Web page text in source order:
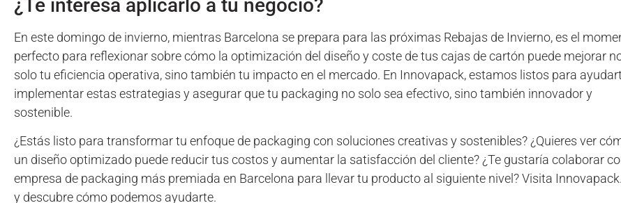
¿Te interesa aplicarlo a tu negocio?
En este domingo de invierno, mientras Barcelona se prepara para las próximas Rebajas de Invierno, es el
perfecto para reflexionar sobre cómo la optimización del diseño y coste de tus cajas de cartón puede mejorar
solo tu eficiencia operativa, sino también tu impacto en el mercado. En Innovapack, estamos listos para
implementar estas estrategias y asegurar que tu packaging no solo sea efectivo, sino también innovador y
sostenible.
¿Estás listo para transformar tu enfoque de packaging con soluciones creativas y sostenibles? ¿Quieres ver
un diseño optimizado puede reducir tus costos y aumentar la satisfacción del cliente? ¿Te gustaría colaborar
empresa de packaging más premiada en Barcelona para llevar tu producto al siguiente nivel? Visita
y descubre cómo podemos ayudarte.